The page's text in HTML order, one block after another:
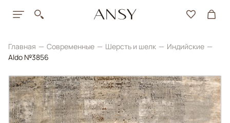
Главная Современные Шерсть и шелк
Индийские
Aldo №3856